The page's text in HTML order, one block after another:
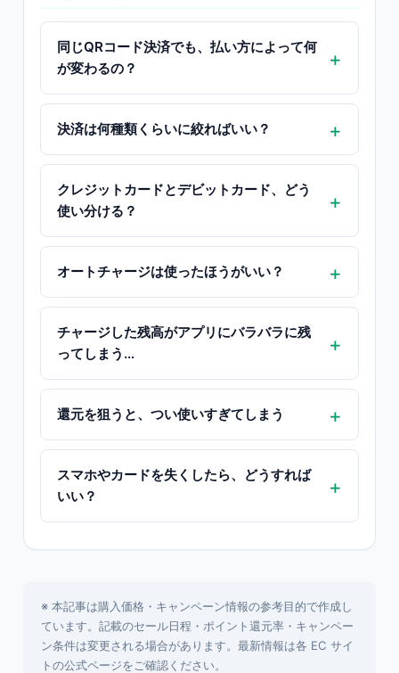
同じQRコード決済でも、払い方によって何
が変わるの？
決済は何種類くらいに絞ればいい？
クレジットカードとデビットカード、どう
使い分ける？
オートチャージは使ったほうがいい？
チャージした残高がアプリにバラバラに残
ってしまう…
還元を狙うと、つい使いすぎてしまう
スマホやカードを失くしたら、どうすれば
いい？
※ 本記事は購入価格・キャンペーン情報の参考目的で作成し
ています。記載のセール日程・ポイント還元率・キャンペー
ン条件は変更される場合があります。最新情報は各 EC サイ
トの公式ページをご確認ください。